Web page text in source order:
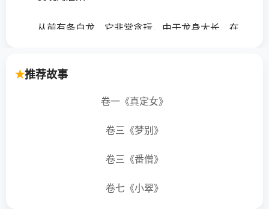
从前有条白龙，它非常贪玩，由于龙身太长，在
同的鱼，就连忙拿起箭，向它射去。可是箭锋稍微偏
卖一个好价钱的。"渔夫惋惜着，就到别处去捕鱼了。
推荐故事
卷一《真定女》
卷三《梦别》
卷三《番僧》
卷七《小翠》